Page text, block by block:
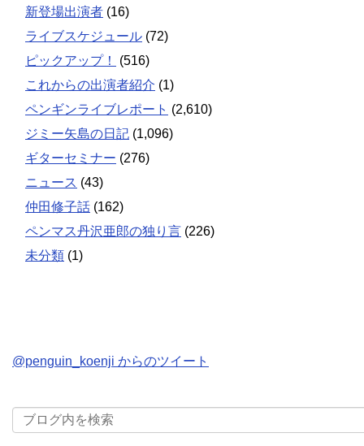
新登場出演者 (16)
ライブスケジュール (72)
ピックアップ！
(516)
これからの出演者紹介 (1)
ペンギンライブレポート (2,610)
ジミー矢島の日記 (1,096)
ギターセミナー (276)
ニュース (43)
仲田修子話 (162)
ペンマス丹沢亜郎の独り言 (226)
未分類 (1)
@penguin_koenji からのツイート